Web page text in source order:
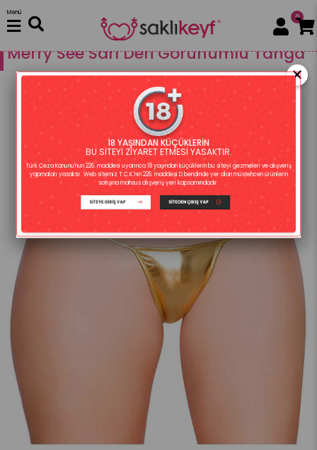
0
Menü
Fantezi Giyim İç Giyim Tanga
Merry See Sarı Deri Görünümlü Tanga
×
18 YAŞINDAN KÜÇÜKLERİN
BU SİTEYİ ZİYARET ETMESİ YASAKTIR.
Türk Ceza Kanunu'nun 226. maddesi uyarınca 18 yaşından küçüklerin bu siteyi gezmeleri ve alışveriş
yapmaları yasaktır. Web sitemiz T.C.K.'nın 226. maddesi D bendinde yer alan müstehcen ürünlerin
satışına mahsus alışveriş yeri kapsamındadır.